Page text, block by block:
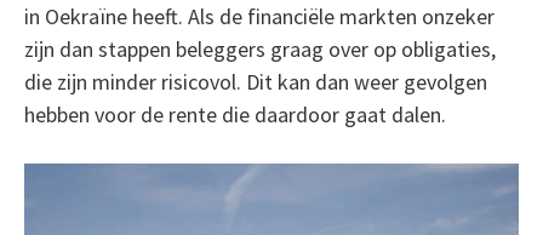
in Oekraïne heeft. Als de financiële markten onzeker
zijn dan stappen beleggers graag over op obligaties,
die zijn minder risicovol. Dit kan dan weer gevolgen
hebben voor de rente die daardoor gaat dalen.